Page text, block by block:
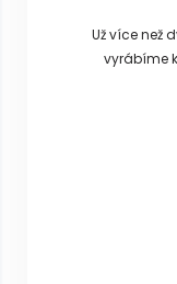
Už více než
vyrábíme